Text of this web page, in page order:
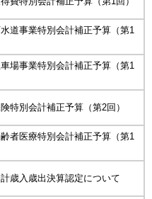
道事業特別会計補正予算（第1
場事業特別会計補正予算（第1
特別会計補正予算（第2回）
者医療特別会計補正予算（第1
歳入歳出決算認定について